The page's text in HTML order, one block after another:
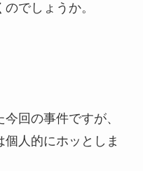
でしょうか。
回の事件ですが、
人的にホッとしま